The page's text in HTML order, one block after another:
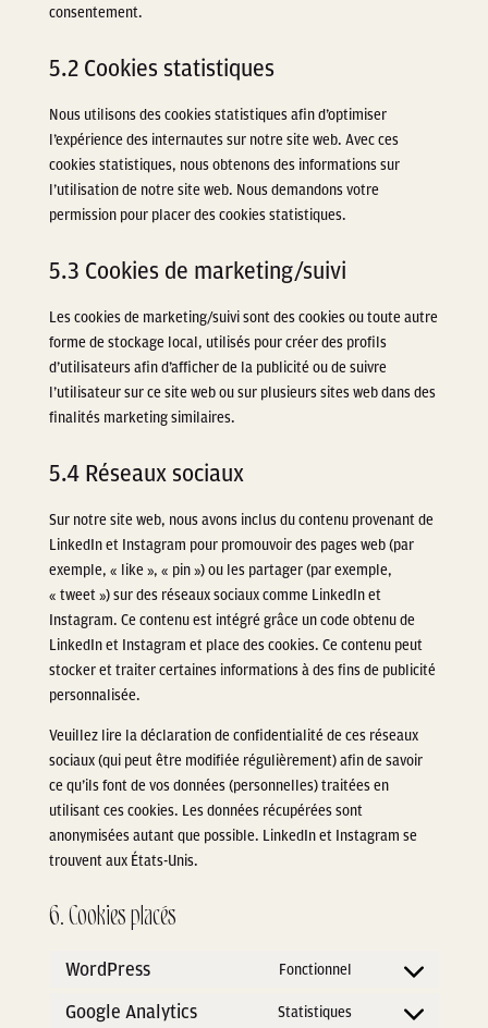
consentement.
5.2 Cookies statistiques
Nous utilisons des cookies statistiques afin d’optimiser
l’expérience des internautes sur notre site web. Avec ces
cookies statistiques, nous obtenons des informations sur
l’utilisation de notre site web. Nous demandons votre
permission pour placer des cookies statistiques.
5.3 Cookies de marketing/suivi
Les cookies de marketing/suivi sont des cookies ou toute autre
forme de stockage local, utilisés pour créer des profils
d’utilisateurs afin d’afficher de la publicité ou de suivre
l’utilisateur sur ce site web ou sur plusieurs sites web dans des
finalités marketing similaires.
5.4 Réseaux sociaux
Sur notre site web, nous avons inclus du contenu provenant de
LinkedIn et Instagram pour promouvoir des pages web (par
exemple, « like », « pin ») ou les partager (par exemple,
« tweet ») sur des réseaux sociaux comme LinkedIn et
Instagram. Ce contenu est intégré grâce un code obtenu de
LinkedIn et Instagram et place des cookies. Ce contenu peut
stocker et traiter certaines informations à des fins de publicité
personnalisée.
Veuillez lire la déclaration de confidentialité de ces réseaux
sociaux (qui peut être modifiée régulièrement) afin de savoir
ce qu’ils font de vos données (personnelles) traitées en
utilisant ces cookies. Les données récupérées sont
anonymisées autant que possible. LinkedIn et Instagram se
trouvent aux États-Unis.
6. Cookies placés
WordPress Fonctionnel
Consent
Google Analytics Statistiques
Consent